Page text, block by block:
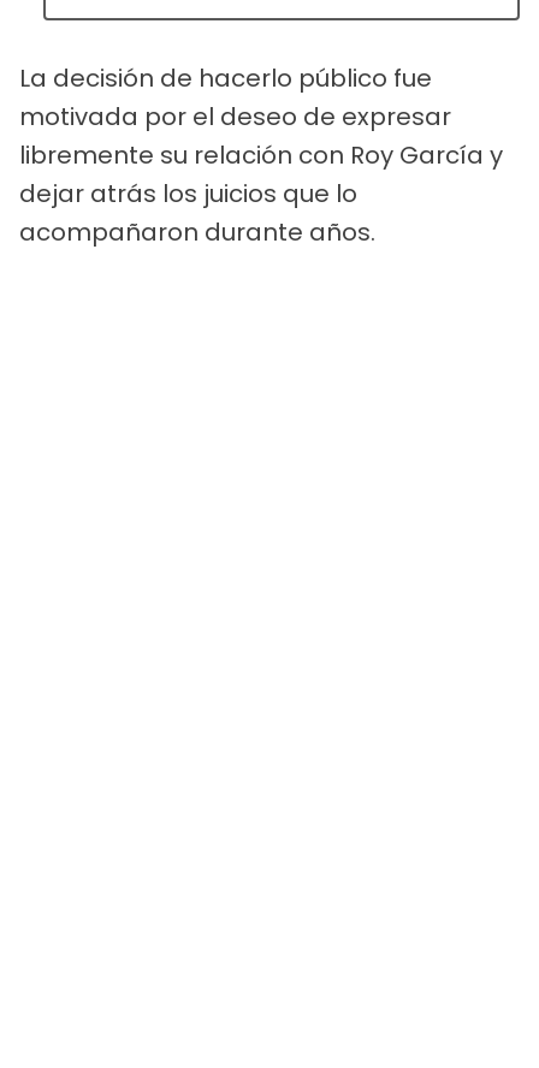
La decisión de hacerlo público fue
motivada por el deseo de expresar
libremente su relación con Roy García y
dejar atrás los juicios que lo
acompañaron durante años.